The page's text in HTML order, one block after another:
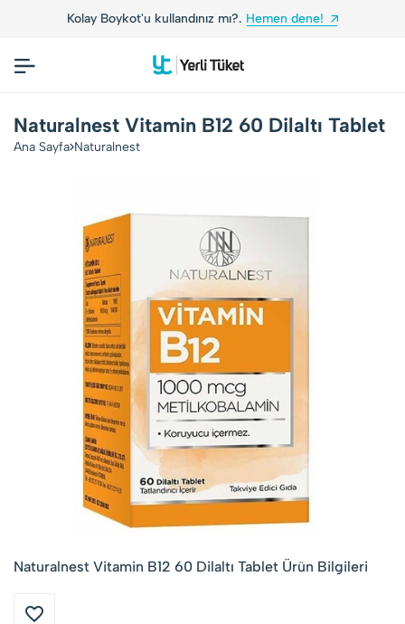
Kolay Boykot'u kullandınız mı?. Hemen dene!
Naturalnest Vitamin B12 60 Dilaltı Tablet
Ana Sayfa Naturalnest
Naturalnest Vitamin B12 60 Dilaltı Tablet Ürün Bilgileri